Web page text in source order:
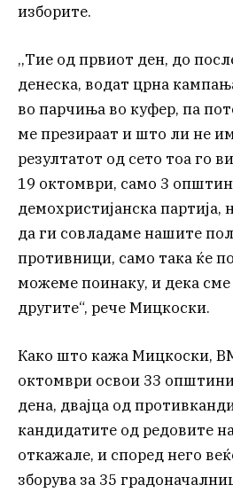
изборите.
,,Тие од првиот ден, до
денеска, водат црна
во парчиња во куфер, па
ме презираат и што ли не
резултатот од сето тоа го
19 октомври, само 3
демохристијанска партија,
да ги совладаме нашите
противници, само така ќе
можеме поинаку, и дека
другите“, рече Мицкоски.
Како што кажа Мицкоски,
октомври освои 33
дена, двајца од
кандидатите од редовите
откажале, и според него
зборува за 35